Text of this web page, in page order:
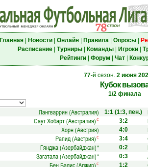
Главная| Новости| Онлайн| Правила| Опросы|
Расписание| Турниры| Команды| Игроки|
Рейтинги| Форум Чат|
77-й сезон. 2 июня
Кубок
1/2 финала
Лангваррин (Австралия) 1:1 (1:3, пен.)
Саут Хобарт (Австралия) с 3:2
Хорн (Австрия)
4:0
Рапид (Австрия) с 3:4
Гянджа (Азербайджан)* 0:2
Загатала (Азербайджан)* 0:3
Бен Бадис (Алжир) с 1:2